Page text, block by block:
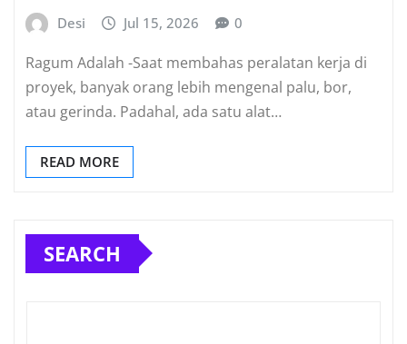
Desi Jul 15, 2026 0
Ragum Adalah -Saat membahas peralatan kerja di
proyek, banyak orang lebih mengenal palu, bor,
atau gerinda. Padahal, ada satu alat…
READ MORE
SEARCH